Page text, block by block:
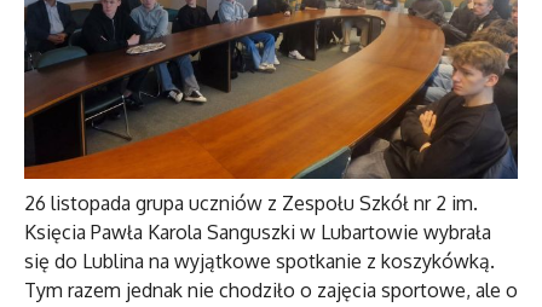
26 listopada grupa uczniów z Zespołu Szkół nr 2 im.
Księcia Pawła Karola Sanguszki w Lubartowie wybrała
się do Lublina na wyjątkowe spotkanie z koszykówką.
Tym razem jednak nie chodziło o zajęcia sportowe, ale o